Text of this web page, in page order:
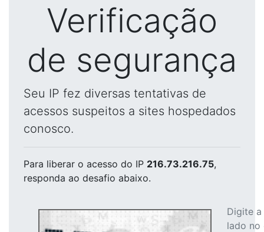
Verificação
de segurança
Seu IP fez diversas tentativas de
acessos suspeitos a sites hospedados
conosco.
Para liberar o acesso do IP 216.73.216.75,
responda ao desafio abaixo.
Digite
lado no